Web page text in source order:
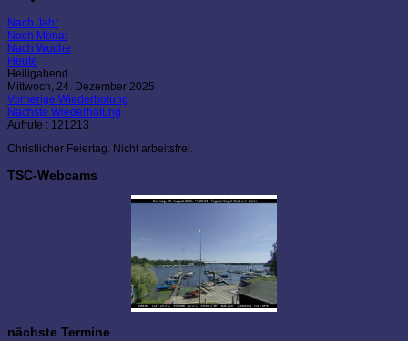
Nach Jahr
Nach Monat
Nach Woche
Heute
Heiligabend
Mittwoch, 24. Dezember 2025
Vorherige Wiederholung
Nächste Wiederholung
Aufrufe : 121213
Christlicher Feiertag. Nicht arbeitsfrei.
TSC-Webcams
nächste Termine